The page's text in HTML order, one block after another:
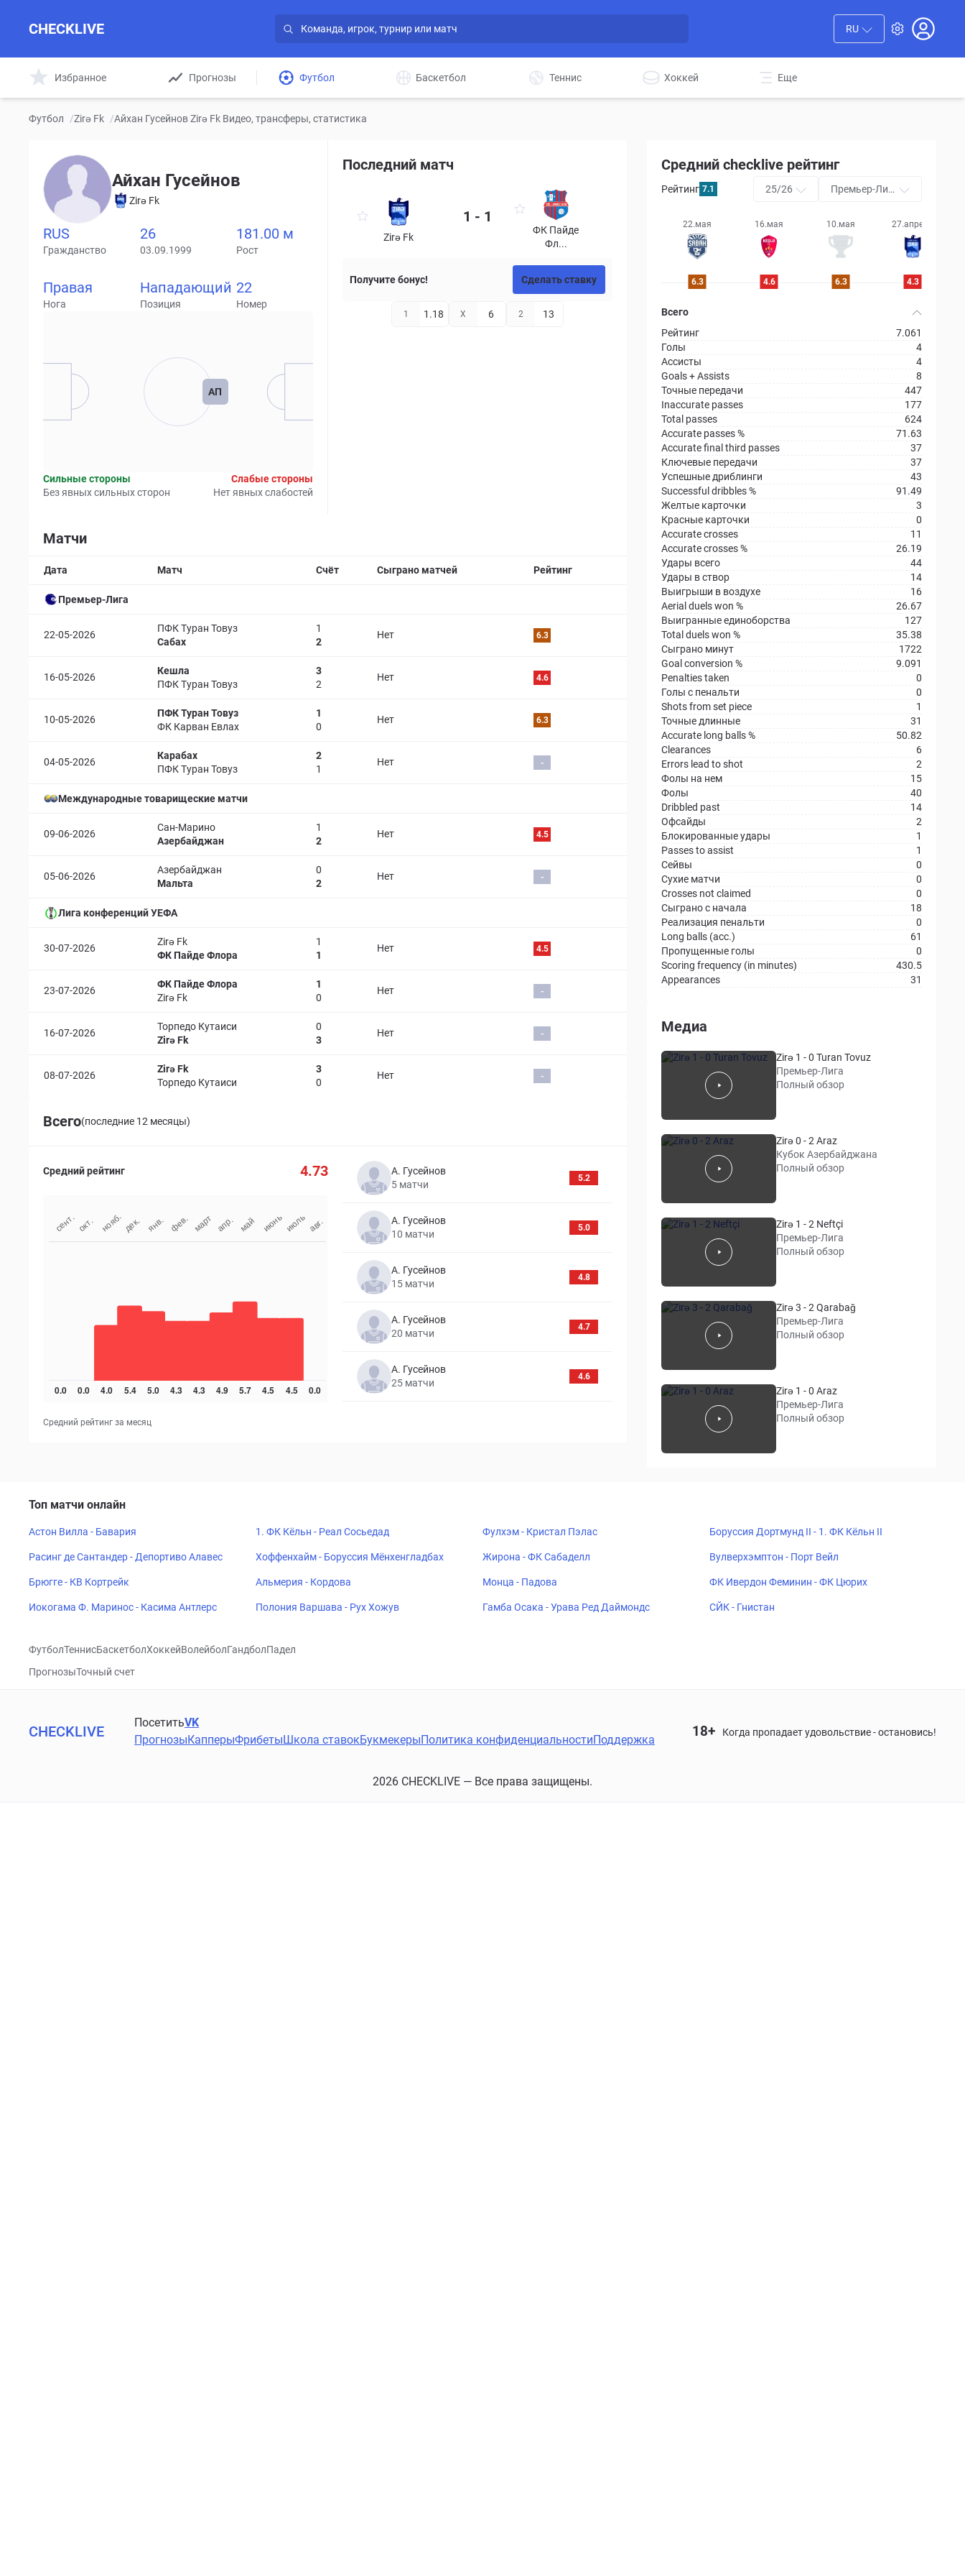
CHECKLIVE RU
Избранное Прогнозы Футбол Баскетбол Теннис Хоккей Еще
Футбол /Zirə Fk /Айхан Гусейнов Zirə Fk Видео, трансферы, статистика
Айхан Гусейнов
Zirə Fk
RUS
Гражданство
26
03.09.1999
181.00 м
Рост
Правая
Нога
Нападающий
Позиция
22
Номер
АП
Сильные стороны
Без явных сильных сторон
Слабые стороны
Нет явных слабостей
Последний матч
Zirə Fk
1 - 1
ФК Пайде
Фл...
Получите бонус! Сделать ставку
1 1.18 X 6 2 13
Матчи
Страница матча
Дата Матч Счёт Сыграно матчей Рейтинг
Премьер-Лига
22-05-2026
ПФК Туран Товуз
Сабах
1
2
Нет 6.3
16-05-2026
Кешла
ПФК Туран Товуз
3
2
Нет 4.6
10-05-2026
ПФК Туран Товуз
ФК Карван Евлах
1
0
Нет 6.3
04-05-2026
Карабах
ПФК Туран Товуз
2
1
Нет -
Международные товарищеские матчи
09-06-2026
Сан-Марино
Азербайджан
1
2
Нет 4.5
05-06-2026
Азербайджан
Мальта
0
2
Нет -
Лига конференций УЕФА
30-07-2026
Zirə Fk
ФК Пайде Флора
1
1
Нет 4.5
23-07-2026
ФК Пайде Флора
Zirə Fk
1
0
Нет -
16-07-2026
Торпедо Кутаиси
Zirə Fk
0
3
Нет -
08-07-2026
Zirə Fk
Торпедо Кутаиси
3
0
Нет -
Всего(последние 12 месяцы)
Средний рейтинг 4.73
Средний рейтинг за месяц
А. Гусейнов
5 матчи
5.2
А. Гусейнов
10 матчи
5.0
А. Гусейнов
15 матчи
4.8
А. Гусейнов
20 матчи
4.7
А. Гусейнов
25 матчи
4.6
Средний checklive рейтинг
Рейтинг 7.1 25/26
Премьер-Лиг
22.мая 16.мая 10.мая 27.апреля
6.3 4.6 6.3 4.3
Всего
Рейтинг
7.061
Голы
4
Ассисты
4
Goals + Assists
8
Точные передачи
447
Inaccurate passes
177
Total passes
624
Accurate passes %
71.63
Accurate final third passes
37
Ключевые передачи
37
Успешные дриблинги
43
Successful dribbles %
91.49
Желтые карточки
3
Красные карточки
0
Accurate crosses
11
Accurate crosses %
26.19
Удары всего
44
Удары в створ
14
Выигрыши в воздухе
16
Aerial duels won %
26.67
Выигранные единоборства
127
Total duels won %
35.38
Сыграно минут
1722
Goal conversion %
9.091
Penalties taken
0
Голы с пенальти
0
Shots from set piece
1
Точные длинные
31
Accurate long balls %
50.82
Clearances
6
Errors lead to shot
2
Фолы на нем
15
Фолы
40
Dribbled past
14
Офсайды
2
Блокированные удары
1
Passes to assist
1
Сейвы
0
Сухие матчи
0
Crosses not claimed
0
Сыграно с начала
18
Реализация пенальти
0
Long balls (acc.)
61
Пропущенные голы
0
Scoring frequency (in minutes)
430.5
Appearances
31
Медиа
Zirə 1 - 0 Turan Tovuz
Премьер-Лига
Полный обзор
Zirə 0 - 2 Araz
Кубок Азербайджана
Полный обзор
Zirə 1 - 2 Neftçi
Премьер-Лига
Полный обзор
Zirə 3 - 2 Qarabağ
Премьер-Лига
Полный обзор
Zirə 1 - 0 Araz
Премьер-Лига
Полный обзор
Топ матчи онлайн
Астон Вилла - Бавария 1. ФК Кёльн - Реал Сосьедад Фулхэм - Кристал Пэлас Боруссия Дортмунд II - 1. ФК Кёльн II
Расинг де Сантандер - Депортиво Алавес Хоффенхайм - Боруссия Мёнхенгладбах Жирона - ФК Сабаделл Вулверхэмптон - Порт Вейл
Брюгге - КВ Кортрейк Альмерия - Кордова Монца - Падова ФК Ивердон Феминин - ФК Цюрих
Иокогама Ф. Маринос - Касима Антлерс Полония Варшава - Рух Хожув Гамба Осака - Урава Ред Даймондс СЙК - Гнистан
ФутболТеннисБаскетболХоккейВолейболГандболПадел
ПрогнозыТочный счет
CHECKLIVE
ПосетитьVK
ПрогнозыКапперыФрибетыШкола ставокБукмекерыПолитика конфиденциальностиПоддержка
18+ Когда пропадает удовольствие - остановись!
2026 CHECKLIVE — Все права защищены.